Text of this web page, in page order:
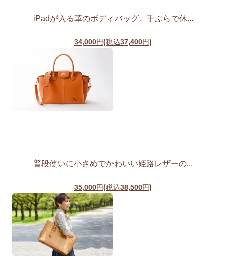
iPadが入る革のボディバッグ。手ぶらで休...
34,000円(税込37,400円)
普段使いに小さめでかわいい姫路レザーの...
35,000円(税込38,500円)